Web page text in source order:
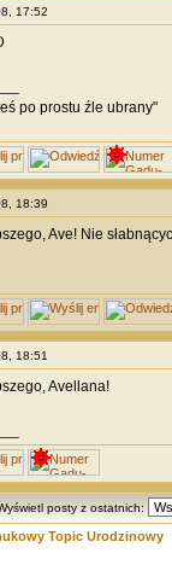
17:52
po prostu źle ubrany"
18:39
Ave! Nie
18:51
Avellana!
posty z ostatnich:
Topic Urodzinowy